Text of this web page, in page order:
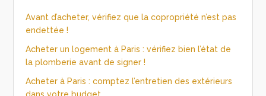
Avant d’acheter, vérifiez que la copropriété n’est pas
endettée !
Acheter un logement à Paris : vérifiez bien l’état de
la plomberie avant de signer !
Acheter à Paris : comptez l’entretien des extérieurs
dans votre budget